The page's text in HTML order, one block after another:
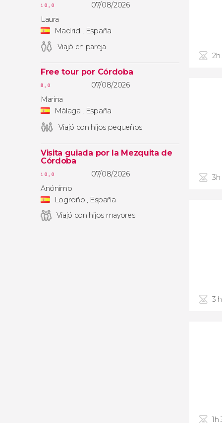
10,0
07/08/2026
Laura
Madrid , España
Viajó en pareja
Free tour por Córdoba
8,0
07/08/2026
Marina
Málaga , España
Viajó con hijos pequeños
Visita guiada por la Mezquita de
Córdoba
10,0
07/08/2026
Anónimo
Logroño , España
Viajó con hijos mayores
3
1h